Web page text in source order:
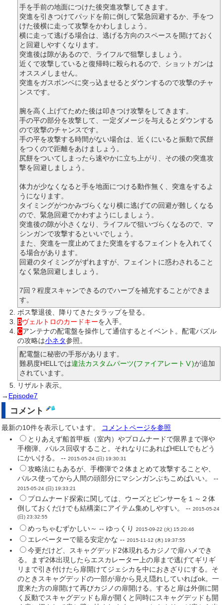
手を手前の地面につけた後突進攻撃してきます。
突進を引きつけてパッドを前に倒して緊急回避するか、手をつ
けた後横に走って攻撃をかわしましょう。
横に走って逃げる場合は、逃げる方向のスペースを開けておく
と回避しやすくなります。
突進後は隙があるので、ライフルで狙撃しましょう。
近くで攻撃していると復帰時に殴られるので、ショットガンは
オススメしません。
突進をガスボンベに突っ込ませるとダウンするので攻撃のチャ
ンスです。
腕を高く上げてためた後は叩きつけ攻撃をしてきます。
手の平の部分を攻撃して、一定ダメージを与えるとダウンする
ので攻撃のチャンスです。
手の平を攻撃する時間がない場合は、近くにいると振動で尻餅
をつくので距離をあけましょう。
尻餅をついてしまったら速やかに立ち上がり、その後の突進攻
撃を回避しましょう。
体力が少なくなると手を地面につける動作無く、突進をするよ
うになります。
タイミングがつかみづらくなり横に逃げての回避が難しくなる
ので、緊急回避でかわすようにしましょう。
突進後の隙が小さくなり、ライフルで狙いづらくなるので、マ
シンガンで攻撃するといいでしょう。
また、突進を一度止めてまた突進をするフェイントを入れてく
る場合があります。
回避のタイミングがずれますが、フェイントに惑わされること
なく緊急回避しましょう。
7回？程度スキャンできるのでハーブを補充することができま
す。
ボス撃退後、降りてきたタラップを登る。
Bヴェルトロのカードキーを入手。
Cアンテナの配電盤を操作して通信するとイベント。配電パズル
の攻略は小ネタ参照。
配電盤に秘密の手形があります。
難易度HELLでは違法カスタムパーツ(ファイアレートⅤ)が追加
されています。
リザルト表示。
→ Episode7
コメント
最新の10件を表示しています。
コメントページを参照
とりあえず船首甲板（室内）やプロムナードで限界まで弾や
手榴弾、パルス回収すること。それなりにあればHELLでもどう
にかいける。 -- 2015-05-24 (日) 19:30:31
攻略法にもあるが、手榴弾で２体まとめて攻撃することや、
パルス使ってから人間の頭部分にマシンガンぶちこめばいい。 --
2015-05-24 (日) 19:33:21
プロムナード探索に関しては、ウーズとピンサーを１～２体
倒しておくだけでも結構楽にアイテム集めしやすい。 -- 2015-05-24
(日) 23:32:55
めっちゃむずかしい～ -- ゆっくり
2015-09-22 (火) 15:20:46
エレベーターで籠る安定かな -- 2015-11-12 (木) 19:37:55
今更だけど、スキャグデッド2体現れるカジノで扉ハメでき
る。まず2体出現したらエスカレーター上の扉まで逃げてギリギ
リまで引き付けたら扉開けてジェシカを中におきざりにする。そ
のときスキャグデッドの一部が扉から見え隠れしていればok。一
度来た方の扉開けて再びカジノの扉開ける。すると扉は外側に開
く反動でスキャグデッドも扉が開くと同時にスキャグデッドも開